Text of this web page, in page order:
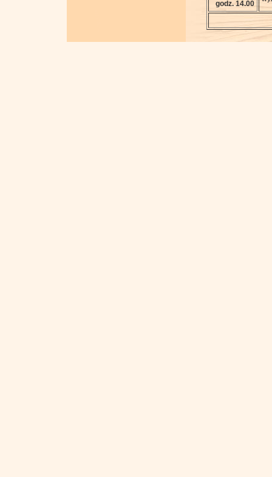
godz. 14.00